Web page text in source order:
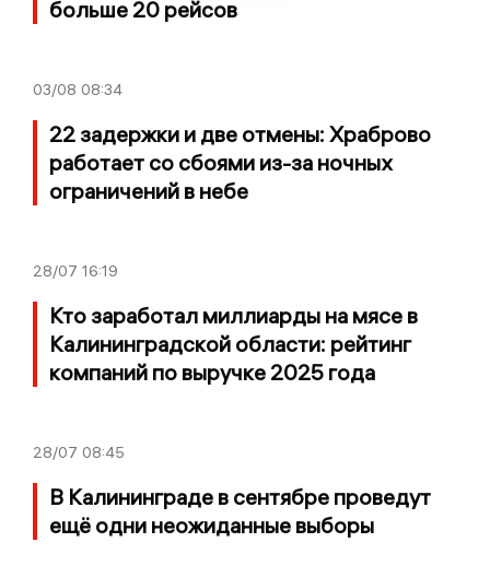
больше 20 рейсов
03/08 08:34
22 задержки и две отмены: Храброво
работает со сбоями из-за ночных
ограничений в небе
28/07 16:19
Кто заработал миллиарды на мясе в
Калининградской области: рейтинг
компаний по выручке 2025 года
28/07 08:45
В Калининграде в сентябре проведут
ещё одни неожиданные выборы